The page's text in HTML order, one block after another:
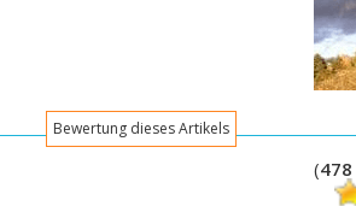
Bewertung dieses Artikels
(478